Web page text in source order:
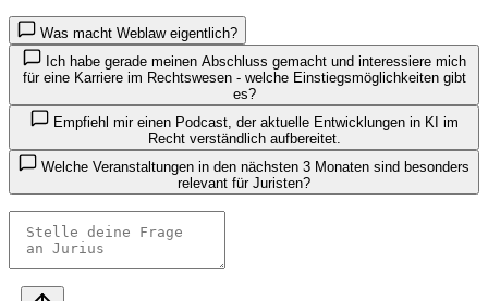
Was macht Weblaw eigentlich?
Ich habe gerade meinen Abschluss gemacht und interessiere mich
für eine Karriere im Rechtswesen - welche Einstiegsmöglichkeiten gibt
es?
Empfiehl mir einen Podcast, der aktuelle Entwicklungen in KI im
Recht verständlich aufbereitet.
relevant für Juristen?